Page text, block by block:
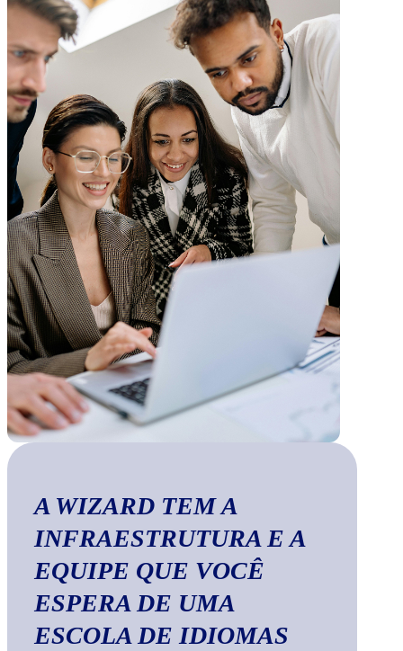
A WIZARD TEM A
INFRAESTRUTURA E A
EQUIPE QUE VOCÊ
ESPERA DE UMA
ESCOLA DE IDIOMAS